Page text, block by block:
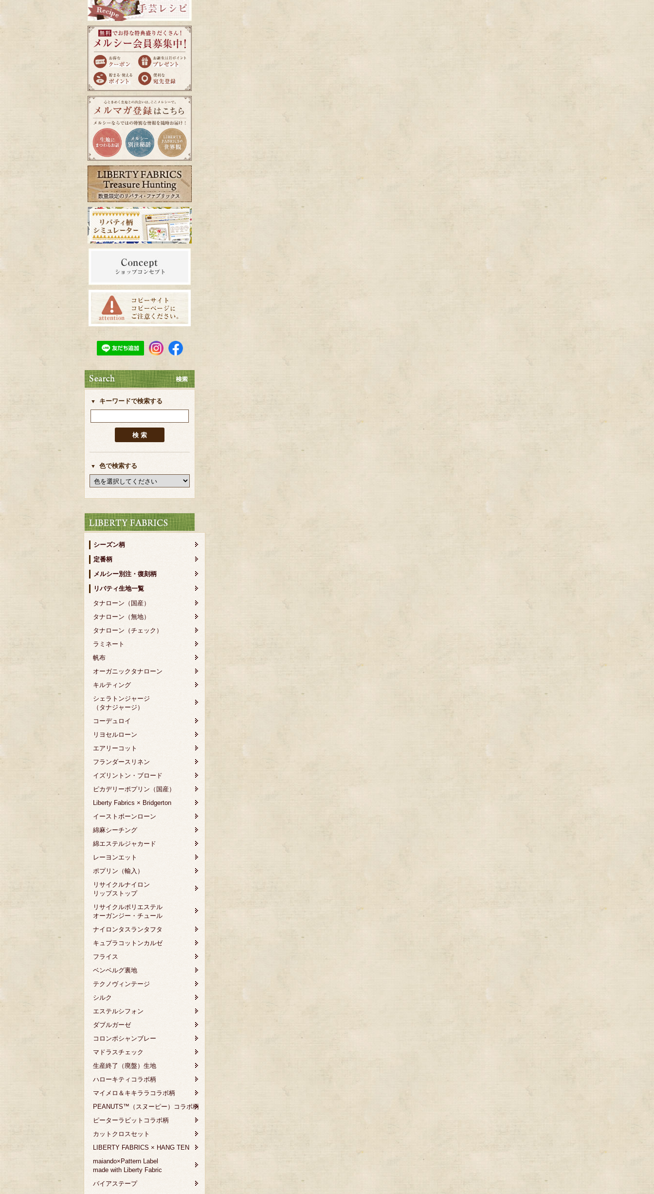
キーワードで検索する
色で検索する
シーズン柄
定番柄
メルシー別注・復刻柄
リバティ生地一覧
タナローン（国産）
タナローン（無地）
タナローン（チェック）
ラミネート
帆布
オーガニックタナローン
キルティング
シェラトンジャージ
（タナジャージ）
コーデュロイ
リヨセルローン
エアリーコット
フランダースリネン
イズリントン・ブロード
ピカデリーポプリン（国産）
Liberty Fabrics × Bridgerton
イーストボーンローン
綿麻シーチング
綿エステルジャカード
レーヨンエット
ポプリン（輸入）
リサイクルナイロン
リップストップ
リサイクルポリエステル
オーガンジー・チュール
ナイロンタスランタフタ
キュプラコットンカルゼ
フライス
ベンベルグ裏地
テクノヴィンテージ
シルク
エステルシフォン
ダブルガーゼ
コロンボシャンブレー
マドラスチェック
生産終了（廃盤）生地
ハローキティコラボ柄
マイメロ＆キキララコラボ柄
PEANUTS™（スヌーピー）コラボ柄
ピーターラビットコラボ柄
カットクロスセット
LIBERTY FABRICS × HANG TEN
maiando×Pattern Label
made with Liberty Fabric
バイアステープ